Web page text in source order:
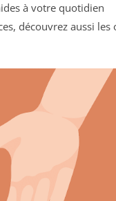
à votre quotidien
découvrez aussi les